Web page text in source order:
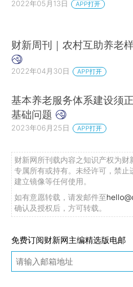
2022年05月13日 APP打开
财新周刊｜农村互助养老
2022年04月30日 APP打开
基本养老服务体系建设须
基础问题
2023年06月25日 APP打开
财新网所刊载内容之知识产权为财
专属所有或持有。未经许可，禁止
建立镜像等任何使用。
如有意愿转载，请发邮件至
确认及授权后，方可转载。
免费订阅财新网主编精选版电邮